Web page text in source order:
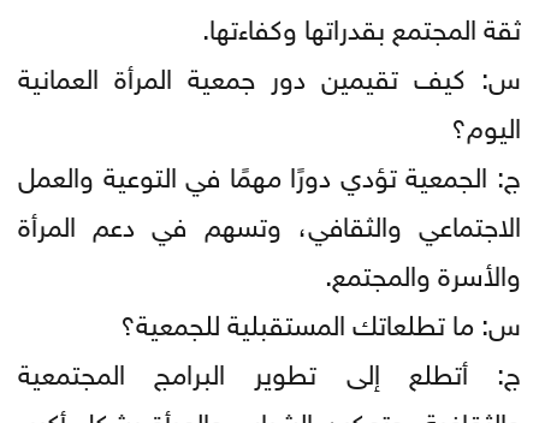
ثقة المجتمع بقدراتها وكفاءتها.
س: كيف تقيمين دور جمعية المرأة العمانية
اليوم؟
ج: الجمعية تؤدي دورًا مهمًا في التوعية والعمل
الاجتماعي والثقافي، وتسهم في دعم المرأة
والأسرة والمجتمع.
س: ما تطلعاتك المستقبلية للجمعية؟
ج: أتطلع إلى تطوير البرامج المجتمعية